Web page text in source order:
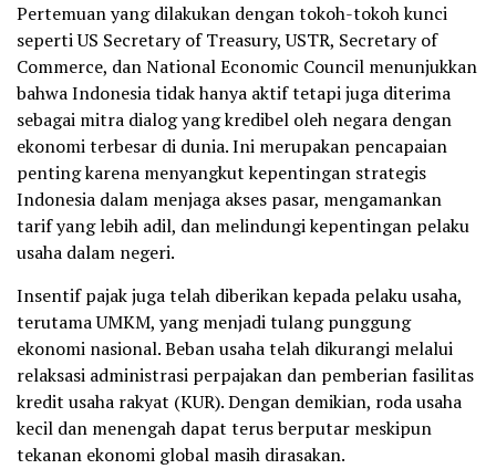
Pertemuan yang dilakukan dengan tokoh-tokoh kunci
seperti US Secretary of Treasury, USTR, Secretary of
Commerce, dan National Economic Council menunjukkan
bahwa Indonesia tidak hanya aktif tetapi juga diterima
sebagai mitra dialog yang kredibel oleh negara dengan
ekonomi terbesar di dunia. Ini merupakan pencapaian
penting karena menyangkut kepentingan strategis
Indonesia dalam menjaga akses pasar, mengamankan
tarif yang lebih adil, dan melindungi kepentingan pelaku
usaha dalam negeri.
Insentif pajak juga telah diberikan kepada pelaku usaha,
terutama UMKM, yang menjadi tulang punggung
ekonomi nasional. Beban usaha telah dikurangi melalui
relaksasi administrasi perpajakan dan pemberian fasilitas
kredit usaha rakyat (KUR). Dengan demikian, roda usaha
kecil dan menengah dapat terus berputar meskipun
tekanan ekonomi global masih dirasakan.